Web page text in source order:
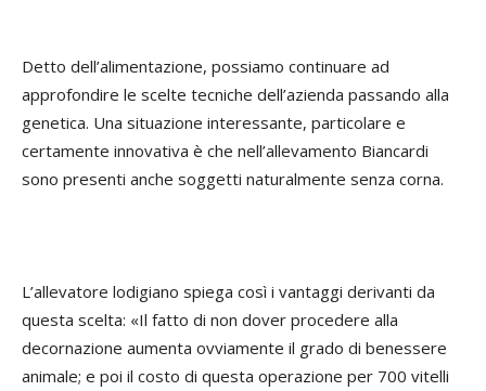
Detto dell’alimentazione, possiamo continuare ad
approfondire le scelte tecniche dell’azienda passando alla
genetica. Una situazione interessante, particolare e
certamente innovativa è che nell’allevamento Biancardi
sono presenti anche soggetti naturalmente senza corna.
L’allevatore lodigiano spiega così i vantaggi derivanti da
questa scelta: «Il fatto di non dover procedere alla
decornazione aumenta ovviamente il grado di benessere
animale; e poi il costo di questa operazione per 700 vitelli